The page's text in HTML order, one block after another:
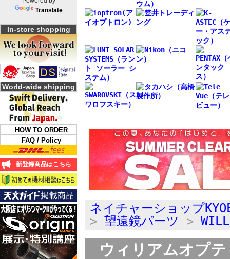
Translate
In-store shopping
World-wide shipping
HOW TO ORDER
FAQ / Policy
新登録商品はこちら
ネイチャーショップ
> 望遠鏡パーツ >
ウィリアムオプ